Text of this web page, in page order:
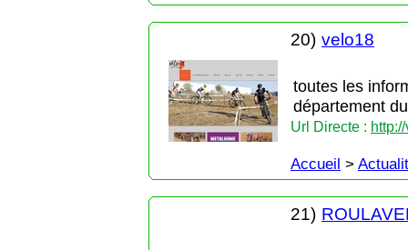
20) velo18
toutes les
département
Url Directe :
Accueil >
21)